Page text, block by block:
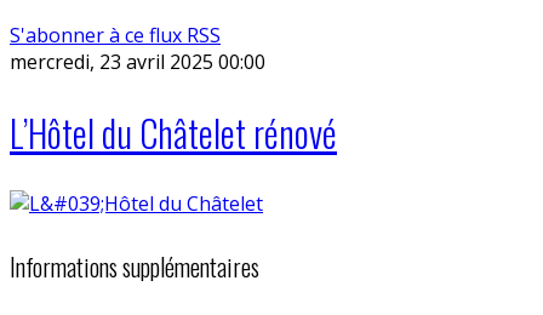
S'abonner à ce flux RSS
mercredi, 23 avril 2025 00:00
L’Hôtel du Châtelet rénové
Informations supplémentaires